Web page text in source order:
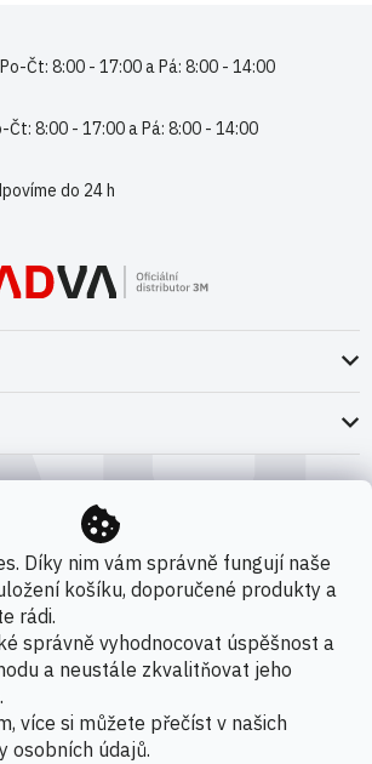
Díky nim vám správně fungují naše
košíku, doporučené produkty a
rádi.
správně vyhodnocovat úspěšnost a
a neustále zkvalitňovat jeho
více si můžete přečíst v našich
osobních údajů.
Po-Čt: 8:00 - 17:00 a Pá: 8:00 - 14:00
Čt: 8:00 - 17:00 a Pá: 8:00 - 14:00
do 24 h
- fyzické osoby
Aerospace
Možnosti platby
práva vyhrazena.